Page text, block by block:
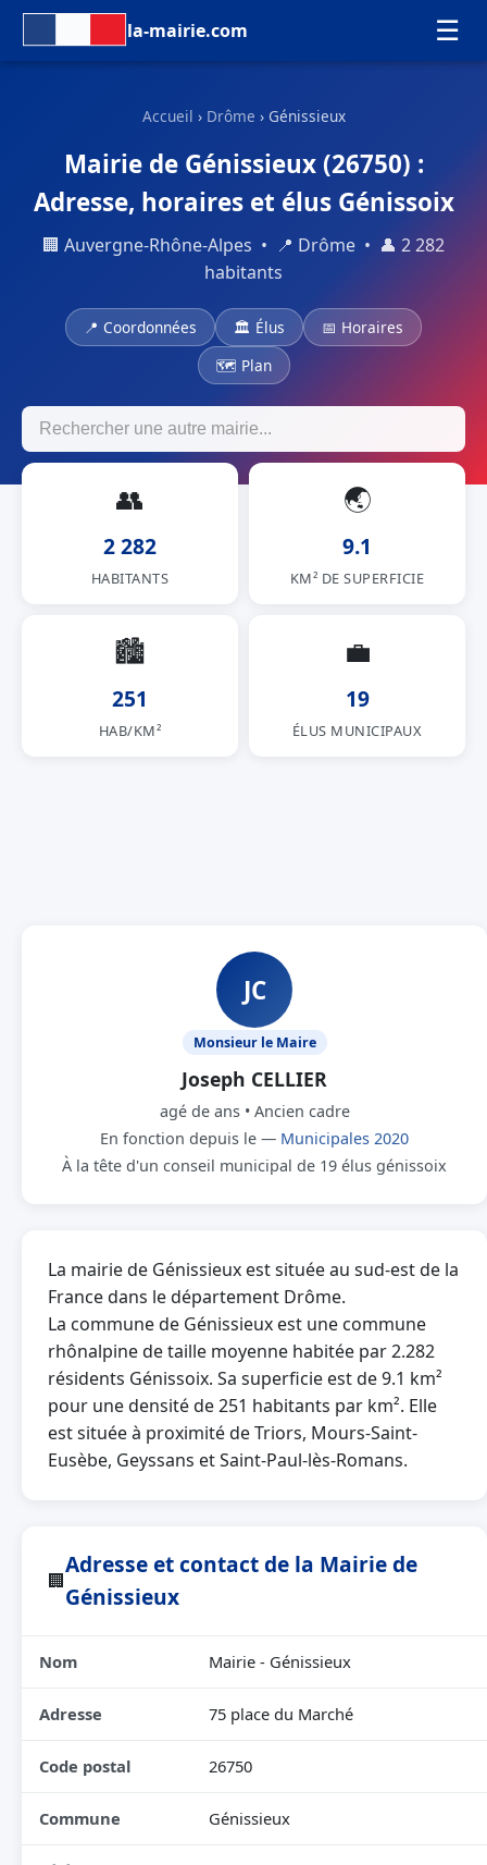
la-mairie.com ☰
Accueil › Drôme › Génissieux
Mairie de Génissieux (26750) :
Adresse, horaires et élus Génissoix
🏢 Auvergne-Rhône-Alpes • 📍 Drôme • 👤 2 282
habitants
📍 Coordonnées 🏛 Élus
📅 Horaires
🗺 Plan
👥
2 282
HABITANTS
🌏
9.1
KM² DE SUPERFICIE
🏙
251
HAB/KM²
💼
19
ÉLUS MUNICIPAUX
JC
Monsieur le Maire
Joseph CELLIER
agé de ans • Ancien cadre
En fonction depuis le — Municipales 2020
À la tête d'un conseil municipal de 19 élus génissoix
La mairie de Génissieux est située au sud-est de la
France dans le département Drôme.
La commune de Génissieux est une commune
rhônalpine de taille moyenne habitée par 2.282
résidents Génissoix. Sa superficie est de 9.1 km²
pour une densité de 251 habitants par km². Elle
est située à proximité de Triors, Mours-Saint-
Eusèbe, Geyssans et Saint-Paul-lès-Romans.
🏢
Adresse et contact de la Mairie de
Génissieux
Nom Mairie - Génissieux
Adresse 75 place du Marché
Code postal 26750
Commune Génissieux